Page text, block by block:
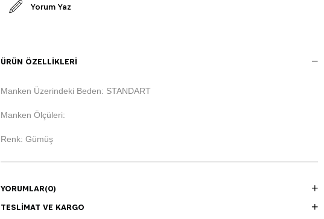
Yorum Yaz
ÜRÜN ÖZELLIKLERI
Manken Üzerindeki Beden: STANDART
Manken Ölçüleri:
Renk: Gümüş
YORUMLAR(0)
TESLIMAT VE KARGO